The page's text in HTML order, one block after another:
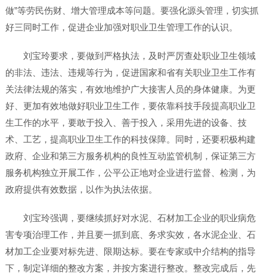
做”等劳民伤财、增大管理成本等问题。要强化源头管理，切实抓
好三同时工作，促进企业加强对职业卫生管理工作的认识。
刘宝玲要求，要做到严格执法，及时严厉查处职业卫生领域
的非法、违法、违规等行为，促进国家和省有关职业卫生工作有
关法律法规的落实，有效地维护广大接害人员的身体健康。为更
好、更加有效地做好职业卫生工作，要依靠科技手段提高职业卫
生工作的水平，要敢于投入、善于投入，采用先进的设备、技
术、工艺，提高职业卫生工作的科技保障。同时，还要积极构建
政府、企业和第三方服务机构的良性互动监管机制，保证第三方
服务机构独立开展工作，公平公正地对企业进行监督、检测，为
政府提供有效数据，以作为执法依据。
刘宝玲强调，要继续抓好对水泥、石材加工企业的职业病危
害专项治理工作，并且要一抓到底、务求实效，各水泥企业、石
材加工企业要对标先进、限期达标。要在专家或中介结构的指导
下，制定详细的整改方案，并按方案进行整改。整改完成后，先